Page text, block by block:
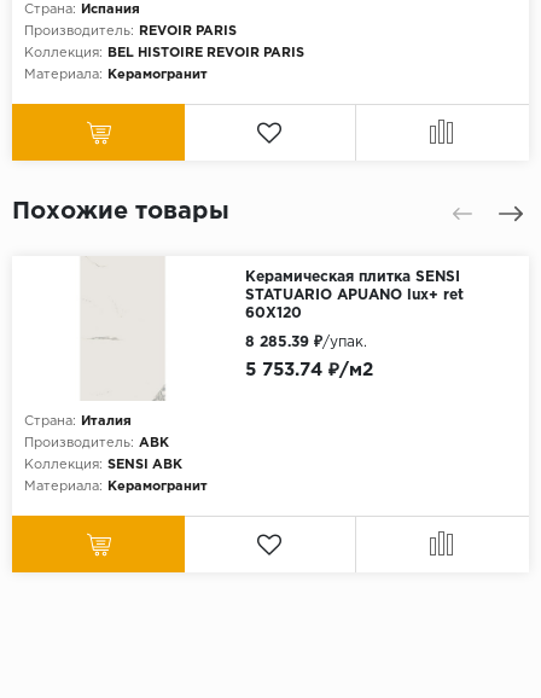
Страна:
Испания
Производитель:
REVOIR PARIS
Коллекция:
BEL HISTOIRE REVOIR PARIS
Материала:
Керамогранит
Похожие товары
Керамическая плитка SENSI
STATUARIO APUANO lux+ ret
60X120
Страна:
Италия
Производитель: ABK
Коллекция: SENSI ABK
Материала:
Керамогранит
5 753.74 ₽/м2
8 285.39 ₽/упак.